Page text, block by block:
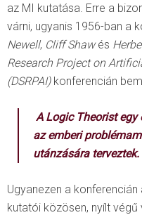
az MI kutatása. Erre a
várni, ugyanis 1956-ban a
Newell, Cliff Shawés
Research Project on
(DSRPAI)konferencián
A Logic Theoristegy
az emberi
utánzására terveztek.
Ugyanezen a
kutatói közösen, nyílt